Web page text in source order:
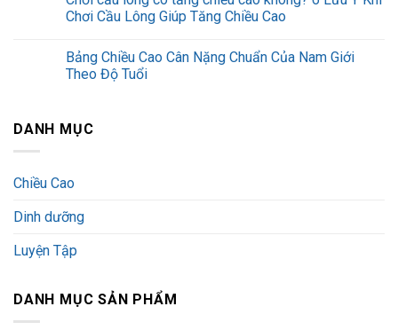
Chơi Cầu Lông Giúp Tăng Chiều Cao
Bảng Chiều Cao Cân Nặng Chuẩn Của Nam Giới
Theo Độ Tuổi
DANH MỤC
Chiều Cao
Dinh dưỡng
Luyện Tập
DANH MỤC SẢN PHẨM